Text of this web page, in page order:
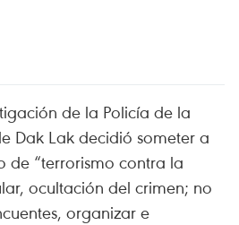
de la Policía de la
Dak Lak decidió someter a
de “terrorismo contra la
ocultación del crimen; no
organizar e